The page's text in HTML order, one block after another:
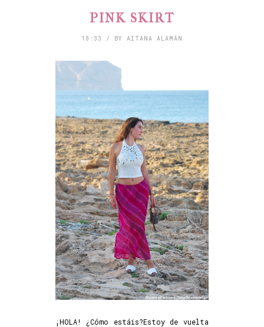
PINK SKIRT
18:33 / BY AITANA ALAMÁN
¡HOLA! ¿Cómo estáis?Estoy de vuelta